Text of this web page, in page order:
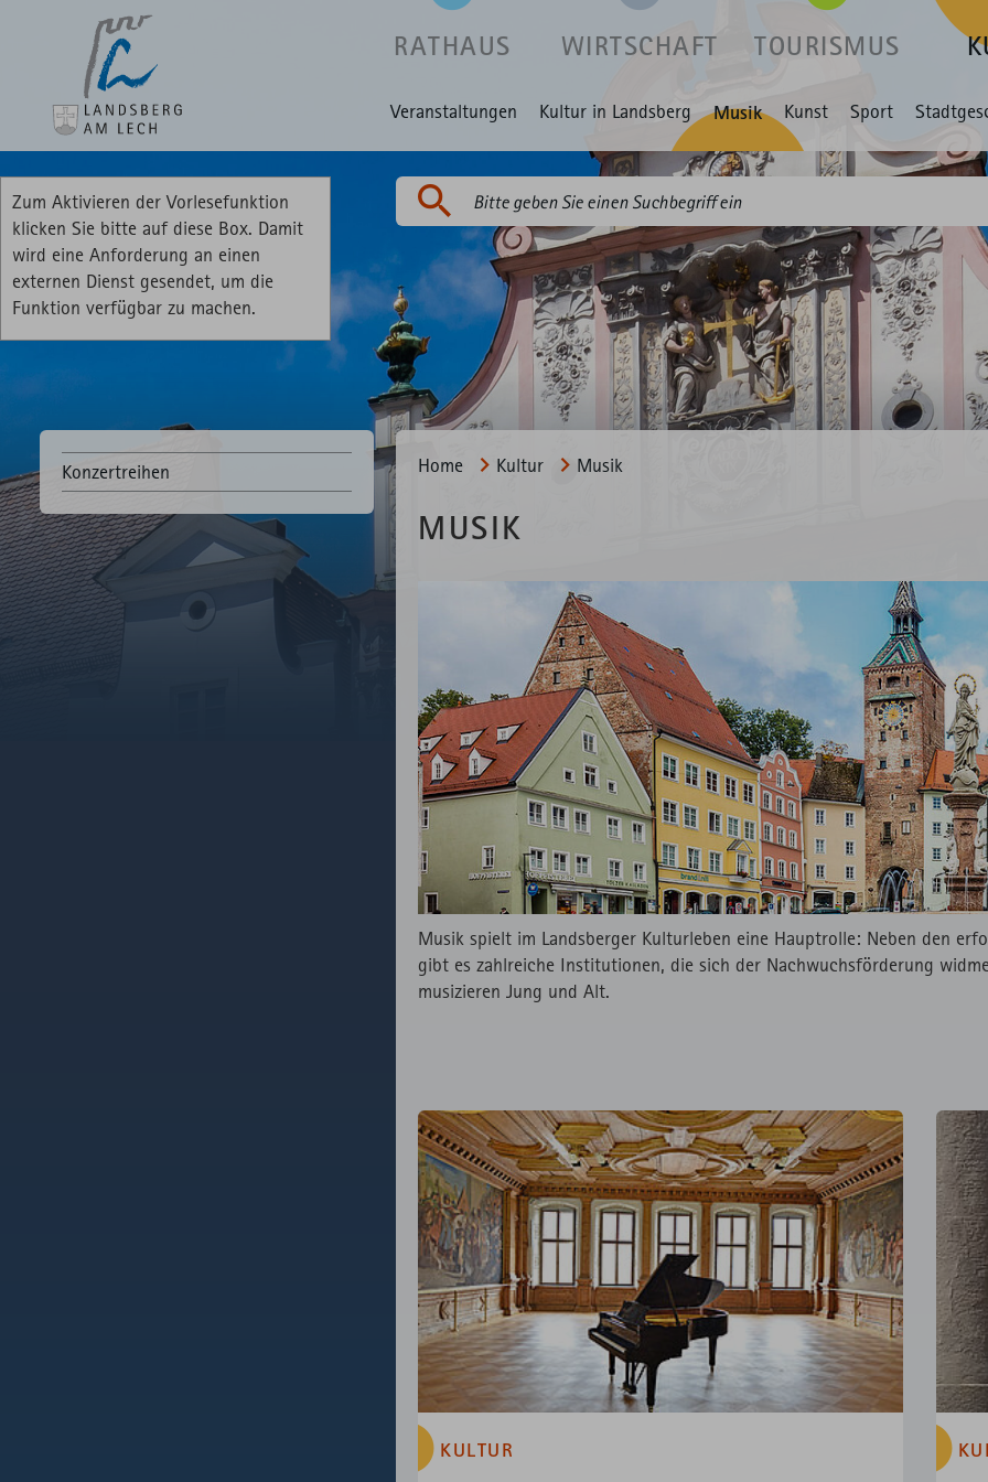
RATHAUS WIRTSCHAFT TOURISMUS
Veranstaltungen Kultur in Landsberg Musik Kunst Sport
Zum Aktivieren der Vorlesefunktion
klicken Sie bitte auf diese Box. Damit
wird eine Anforderung an einen
externen Dienst gesendet, um die
Funktion verfügbar zu machen.
Suchen
Konzertreihen Home Kultur Musik
MUSIK
Musik spielt im Landsberger Kulturleben eine Hauptrolle: Neben den
gibt es zahlreiche Institutionen, die sich der Nachwuchsförderung
musizieren Jung und Alt.
KULTUR